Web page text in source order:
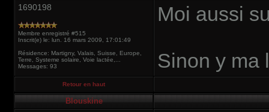
1690198
Membre enregistré #515
Inscrit(e) le: lun. 16 mars 2009, 17:01:49
Résidence: Martigny, Valais, Suisse, Europe,
Terre, Systeme solaire, Voie lactée,...
Messages: 93
Moi aussi
Sinon y ma
Retour en haut
Blouskine